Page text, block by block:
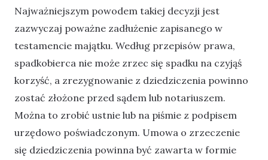
Najważniejszym powodem takiej decyzji jest
zazwyczaj poważne zadłużenie zapisanego w
testamencie majątku. Według przepisów prawa,
spadkobierca nie może zrzec się spadku na czyjąś
korzyść, a zrezygnowanie z dziedziczenia powinno
zostać złożone przed sądem lub notariuszem.
Można to zrobić ustnie lub na piśmie z podpisem
urzędowo poświadczonym. Umowa o zrzeczenie
się dziedziczenia powinna być zawarta w formie